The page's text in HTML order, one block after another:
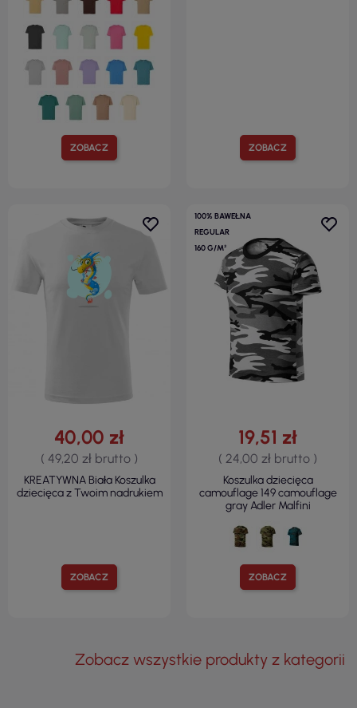
ZOBACZ ZOBACZ
ZOBACZ
40,00 zł
( 49,20 zł brutto )
KREATYWNA Biała Koszulka
dziecięca z Twoim nadrukiem
100% BAWEŁNA
REGULAR
160 G/M²
ZOBACZ
19,51 zł
( 24,00 zł brutto )
Koszulka dziecięca
camouflage 149 camouflage
gray Adler Malfini
Zobacz wszystkie produkty z kategorii